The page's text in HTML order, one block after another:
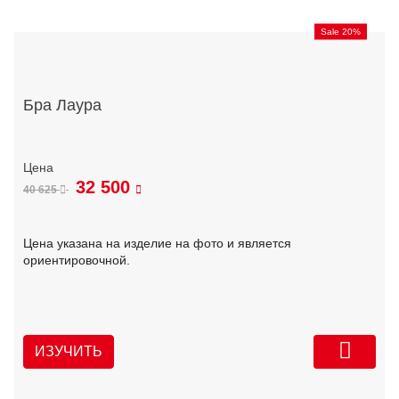
Sale 20%
Бра Лаура
40 625 32 500
Цена указана на изделие на фото и является
ориентировочной.
ИЗУЧИТЬ